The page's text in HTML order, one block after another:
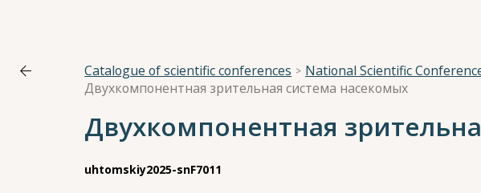
Catalogue of scientific conferences
Двухкомпонентная зрительная система насекомых
Двухкомпонентная
uhtomskiy2025-snF7011